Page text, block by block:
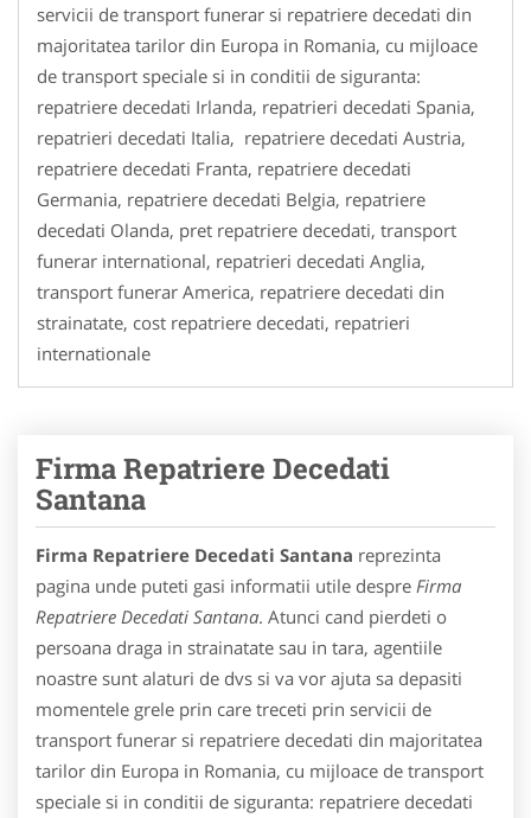
servicii de transport funerar si repatriere decedati din
majoritatea tarilor din Europa in Romania, cu mijloace
de transport speciale si in conditii de siguranta:
repatriere decedati Irlanda, repatrieri decedati Spania,
repatrieri decedati Italia, repatriere decedati Austria,
repatriere decedati Franta, repatriere decedati
Germania, repatriere decedati Belgia, repatriere
decedati Olanda, pret repatriere decedati, transport
funerar international, repatrieri decedati Anglia,
transport funerar America, repatriere decedati din
strainatate, cost repatriere decedati, repatrieri
internationale
Firma Repatriere Decedati
Santana
Firma Repatriere Decedati Santana reprezinta
pagina unde puteti gasi informatii utile despre Firma
Repatriere Decedati Santana. Atunci cand pierdeti o
persoana draga in strainatate sau in tara, agentiile
noastre sunt alaturi de dvs si va vor ajuta sa depasiti
momentele grele prin care treceti prin servicii de
transport funerar si repatriere decedati din majoritatea
tarilor din Europa in Romania, cu mijloace de transport
speciale si in conditii de siguranta: repatriere decedati